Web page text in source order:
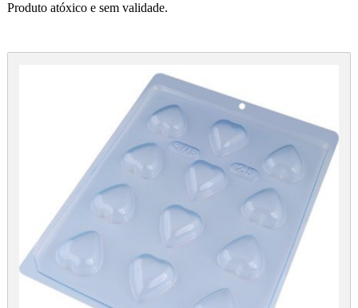
Produto atóxico e sem validade.